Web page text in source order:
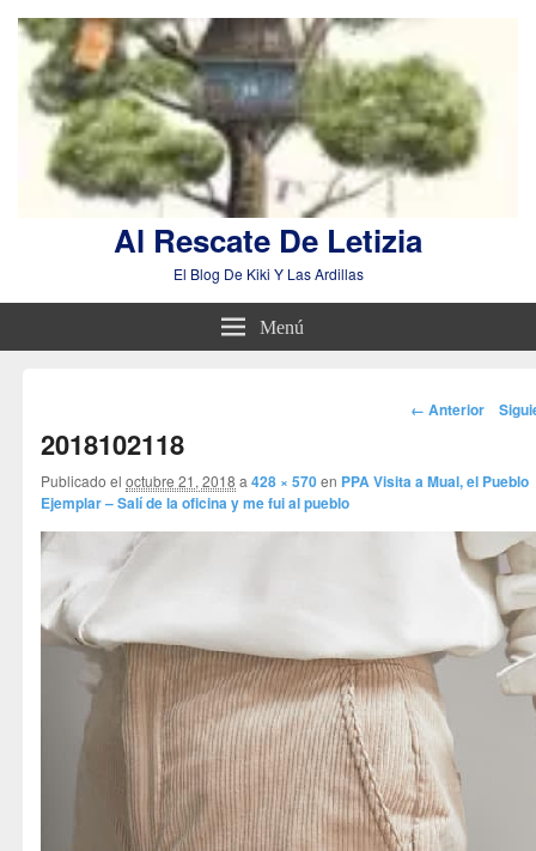
Al Rescate De Letizia
El Blog De Kiki Y Las Ardillas
Menú
Navegador
← Anterior
2018102118
Publicado el octubre 21, 2018 a428 × 570en PPA Visita a Mual, el Pueblo
Ejemplar – Salí de la oficina y me fui al pueblo